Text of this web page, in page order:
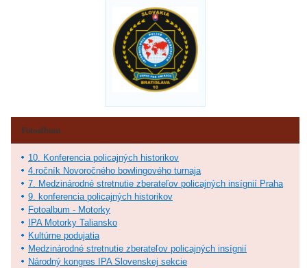
Fotoalbum
10. Konferencia policajných historikov
4.ročník Novoročného bowlingového turnaja
7. Medzinárodné stretnutie zberateľov policajných insígnií Praha
9. konferencia policajných historikov
Fotoalbum - Motorky
IPA Motorky Taliansko
Kultúrne podujatia
Medzinárodné stretnutie zberateľov policajných insígnií
Národný kongres IPA Slovenskej sekcie